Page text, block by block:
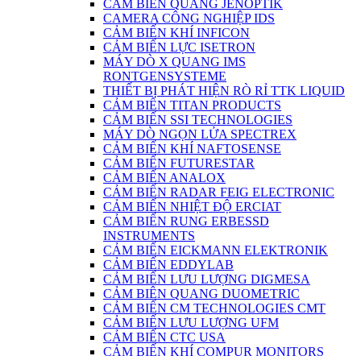
CẢM BIẾN QUANG JENOPTIK
CAMERA CÔNG NGHIỆP IDS
CẢM BIẾN KHÍ INFICON
CẢM BIẾN LỰC ISETRON
MÁY DÒ X QUANG IMS
RONTGENSYSTEME
THIẾT BỊ PHÁT HIỆN RÒ RỈ TTK LIQUID
CẢM BIẾN TITAN PRODUCTS
CẢM BIẾN SSI TECHNOLOGIES
MÁY DÒ NGỌN LỬA SPECTREX
CẢM BIẾN KHÍ NAFTOSENSE
CẢM BIẾN FUTURESTAR
CẢM BIẾN ANALOX
CẢM BIẾN RADAR FEIG ELECTRONIC
CẢM BIẾN NHIỆT ĐỘ ERCIAT
CẢM BIẾN RUNG ERBESSD
INSTRUMENTS
CẢM BIẾN EICKMANN ELEKTRONIK
CẢM BIẾN EDDYLAB
CẢM BIẾN LƯU LƯỢNG DIGMESA
CẢM BIÊN QUANG DUOMETRIC
CẢM BIẾN CM TECHNOLOGIES CMT
CẢM BIẾN LƯU LƯỢNG UFM
CẢM BIẾN CTC USA
CẢM BIẾN KHÍ COMPUR MONITORS